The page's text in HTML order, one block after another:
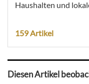
Haushalten und
159 Artikel
Diesen Artikel